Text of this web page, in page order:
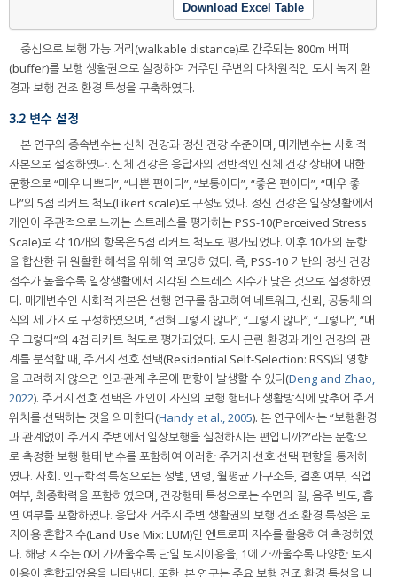
Download Excel Table
중심으로 보행 가능 거리(walkable distance)로 간주되는 800m 버퍼
(buffer)를 보행 생활권으로 설정하여 거주민 주변의 다차원적인 도시 녹지 환
경과 보행 건조 환경 특성을 구축하였다.
3.2 변수 설정
본 연구의 종속변수는 신체 건강과 정신 건강 수준이며, 매개변수는 사회적
자본으로 설정하였다. 신체 건강은 응답자의 전반적인 신체 건강 상태에 대한
문항으로 “매우 나쁘다”, “나쁜 편이다”, “보통이다”, “좋은 편이다”, “매우 좋
다”의 5점 리커트 척도(Likert scale)로 구성되었다. 정신 건강은 일상생활에서
개인이 주관적으로 느끼는 스트레스를 평가하는 PSS-10(Perceived Stress
Scale)로 각 10개의 항목은 5점 리커트 척도로 평가되었다. 이후 10개의 문항
을 합산한 뒤 원활한 해석을 위해 역 코딩하였다. 즉, PSS-10 기반의 정신 건강
점수가 높을수록 일상생활에서 지각된 스트레스 지수가 낮은 것으로 설정하였
다. 매개변수인 사회적 자본은 선행 연구를 참고하여 네트워크, 신뢰, 공동체 의
식의 세 가지로 구성하였으며, “전혀 그렇지 않다”, “그렇지 않다”, “그렇다”, “매
우 그렇다”의 4점 리커트 척도로 평가되었다. 도시 근린 환경과 개인 건강의 관
계를 분석할 때, 주거지 선호 선택(Residential Self-Selection: RSS)의 영향
을 고려하지 않으면 인과관계 추론에 편향이 발생할 수 있다(Deng and Zhao,
2022). 주거지 선호 선택은 개인이 자신의 보행 행태나 생활방식에 맞추어 주거
위치를 선택하는 것을 의미한다(Handy et al., 2005). 본 연구에서는 “보행환경
과 관계없이 주거지 주변에서 일상보행을 실천하시는 편입니까?”라는 문항으
로 측정한 보행 행태 변수를 포함하여 이러한 주거지 선호 선택 편향을 통제하
였다. 사회․인구학적 특성으로는 성별, 연령, 월평균 가구소득, 결혼 여부, 직업
여부, 최종학력을 포함하였으며, 건강행태 특성으로는 수면의 질, 음주 빈도, 흡
연 여부를 포함하였다. 응답자 거주지 주변 생활권의 보행 건조 환경 특성은 토
지이용 혼합지수(Land Use Mix: LUM)인 엔트로피 지수를 활용하여 측정하였
다. 해당 지수는 0에 가까울수록 단일 토지이용을, 1에 가까울수록 다양한 토지
이용이 혼합되었음을 나타낸다. 또한, 본 연구는 주요 보행 건조 환경 특성을 나